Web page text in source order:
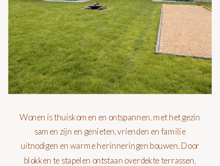
Wonen is thuiskomen en ontspannen, met het gezin
samen zijn en genieten, vrienden en familie
uitnodigen en warme herinneringen bouwen. Door
blokken te stapelen ontstaan overdekte terrassen,